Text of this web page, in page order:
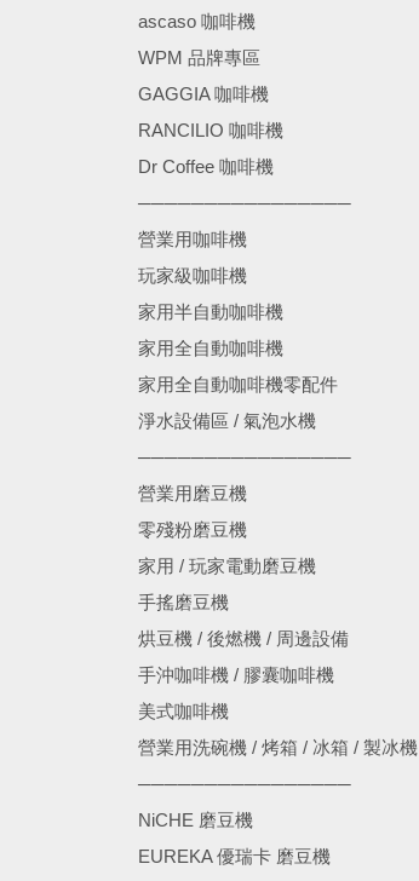
ascaso 咖啡機
WPM 品牌專區
GAGGIA 咖啡機
RANCILIO 咖啡機
Dr Coffee 咖啡機
────────────────
營業用咖啡機
玩家級咖啡機
家用半自動咖啡機
家用全自動咖啡機
家用全自動咖啡機零配件
淨水設備區 / 氣泡水機
────────────────
營業用磨豆機
零殘粉磨豆機
家用 / 玩家電動磨豆機
手搖磨豆機
烘豆機 / 後燃機 / 周邊設備
手沖咖啡機 / 膠囊咖啡機
美式咖啡機
營業用洗碗機 / 烤箱 / 冰箱 / 製冰機
────────────────
NiCHE 磨豆機
EUREKA 優瑞卡 磨豆機